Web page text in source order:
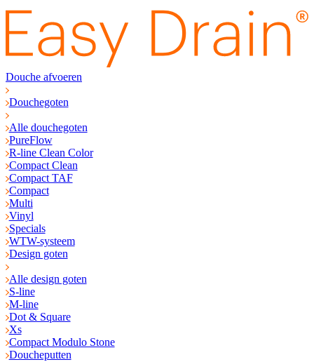
Douche afvoeren
Douchegoten
Alle douchegoten
PureFlow
R-line Clean Color
Compact Clean
Compact TAF
Compact
Multi
Vinyl
Specials
WTW-systeem
Design goten
Alle design goten
S-line
M-line
Dot & Square
Xs
Compact Modulo Stone
Doucheputten